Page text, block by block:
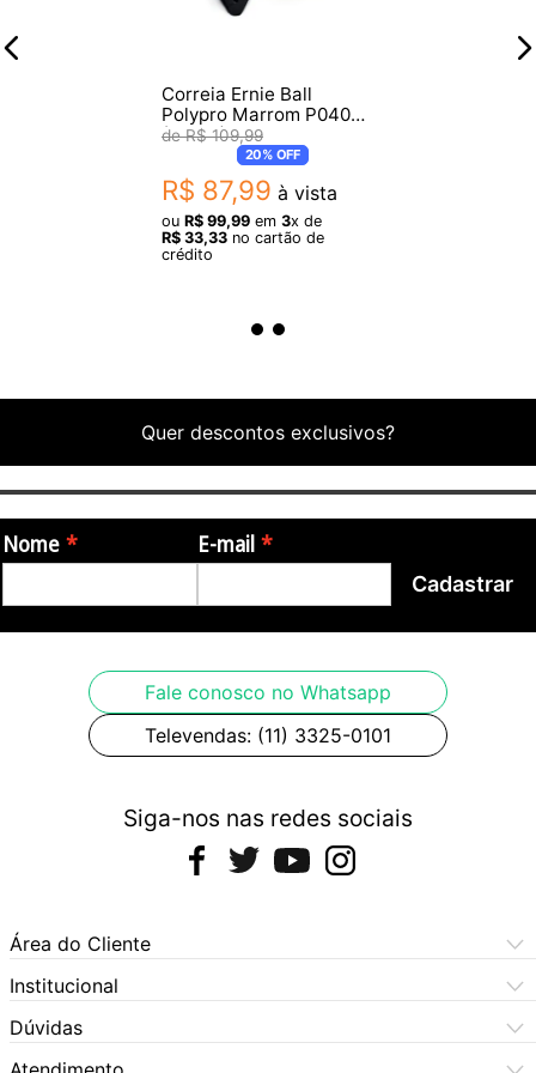
Correia Ernie Ball
Polypro Marrom P04052
(12906)
R$ 109,99
20%OFF
R$ 87,99 à vista
ou R$ 99,99 em 3x de
R$ 33,33 no cartão de
crédito
Quer descontos exclusivos?
Nome E-mail
Cadastrar
Fale conosco no Whatsapp
Televendas: (11) 3325-0101
Siga-nos nas redes sociais
Área do Cliente
Meus Pedidos
Meus Dados
Institucional
Central de Atendimento
Dúvidas Frequentes
Dúvidas
Como Comprar